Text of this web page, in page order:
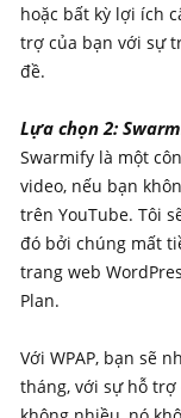
hoặc bất kỳ lợi ích
trợ của bạn với sự
đề.
Lựa chọn 2:
Swarmify là một
video, nếu bạn
trên YouTube. Tôi
đó bởi chúng mất
trang web
Plan.
Với WPAP, bạn sẽ
tháng, với sự hỗ